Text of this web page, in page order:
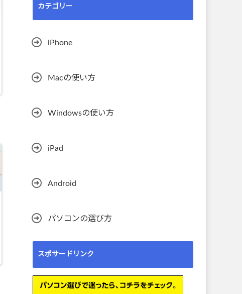
カテゴリー
iPhone
Macの使い方
Windowsの使い方
iPad
Android
パソコンの選び方
スポサードリンク